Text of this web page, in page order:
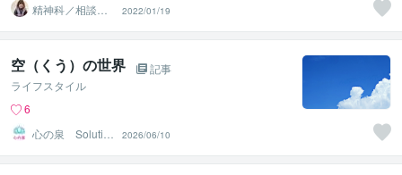
精神科／相談員
＊ 峰川みゆう
2022/01/19
空（くう）の世界
記事
ライフスタイル
6
心の泉 Solutio
nHeart
2026/06/10